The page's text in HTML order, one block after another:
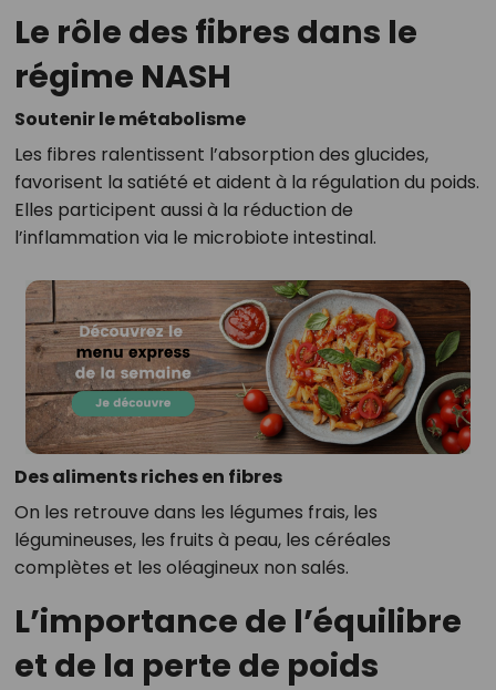
Le rôle des fibres dans le
régime NASH
Soutenir le métabolisme
Les fibres ralentissent l’absorption des glucides,
favorisent la satiété et aident à la régulation du poids.
Elles participent aussi à la réduction de
l’inflammation via le microbiote intestinal.
Des aliments riches en fibres
On les retrouve dans les légumes frais, les
légumineuses, les fruits à peau, les céréales
complètes et les oléagineux non salés.
L’importance de l’équilibre
et de la perte de poids